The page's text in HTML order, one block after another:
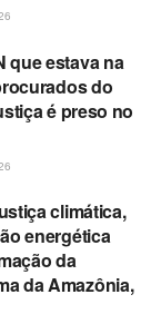
que estava na
do
é preso no
climática,
energética
da
da Amazônia,